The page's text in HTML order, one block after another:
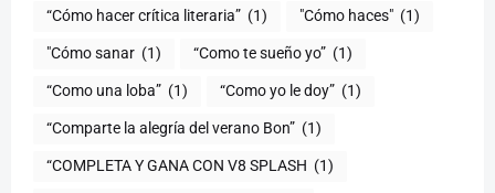
(1) "Cómo haces" (1)
"Cómo sanar (1) “Como te sueño yo” (1)
“Como una loba” (1) “Como yo le doy” (1)
“Comparte la alegría del verano Bon” (1)
“COMPLETA Y GANA CON V8 SPLASH (1)